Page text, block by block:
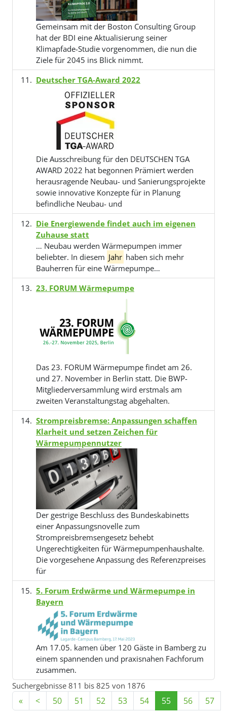
Gemeinsam mit der Boston Consulting Group
hat der BDI eine Aktualisierung seiner
Klimapfade-Studie vorgenommen, die nun die
Ziele für 2045 ins Blick nimmt.
Deutscher TGA-Award 2022
Die Ausschreibung für den DEUTSCHEN TGA
AWARD 2022 hat begonnen Prämiert werden
herausragende Neubau- und Sanierungsprojekte
sowie innovative Konzepte für in Planung
befindliche Neubau- und
Die Energiewende findet auch im eigenen
Zuhause statt
… Neubau werden Wärmepumpen immer
beliebter. In diesem Jahr haben sich mehr
Bauherren für eine Wärmepumpe…
23. FORUM Wärmepumpe
Das 23. FORUM Wärmepumpe findet am 26.
und 27. November in Berlin statt. Die BWP-
Mitgliederversammlung wird erstmals am
zweiten Veranstaltungstag abgehalten.
Strompreisbremse: Anpassungen schaffen
Klarheit und setzen Zeichen für
Wärmepumpennutzer
Der gestrige Beschluss des Bundeskabinetts
einer Anpassungsnovelle zum
Strompreisbremsengesetz behebt
Ungerechtigkeiten für Wärmepumpenhaushalte.
Die vorgesehene Anpassung des Referenzpreises
für
5. Forum Erdwärme und Wärmepumpe in
Bayern
Am 17.05. kamen über 120 Gäste in Bamberg zu
einem spannenden und praxisnahen Fachforum
zusammen.
Suchergebnisse 811 bis 825 von 1876
« < 50 51 52 53 54 55 56 57